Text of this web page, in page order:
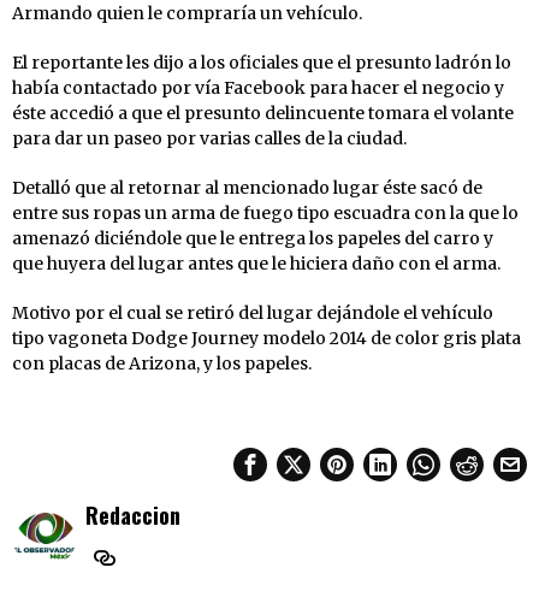
Armando quien le compraría un vehículo.
El reportante les dijo a los oficiales que el presunto ladrón lo
había contactado por vía Facebook para hacer el negocio y
éste accedió a que el presunto delincuente tomara el volante
para dar un paseo por varias calles de la ciudad.
Detalló que al retornar al mencionado lugar éste sacó de
entre sus ropas un arma de fuego tipo escuadra con la que lo
amenazó diciéndole que le entrega los papeles del carro y
que huyera del lugar antes que le hiciera daño con el arma.
Motivo por el cual se retiró del lugar dejándole el vehículo
tipo vagoneta Dodge Journey modelo 2014 de color gris plata
con placas de Arizona, y los papeles.
Redaccion